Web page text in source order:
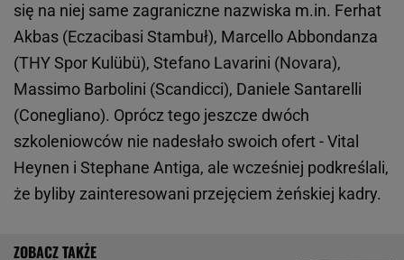
się na niej same zagraniczne nazwiska m.in. Ferhat
Akbas (Eczacibasi Stambuł), Marcello Abbondanza
(THY Spor Kulübü), Stefano Lavarini (Novara),
Massimo Barbolini (Scandicci), Daniele Santarelli
(Conegliano). Oprócz tego jeszcze dwóch
szkoleniowców nie nadesłało swoich ofert - Vital
Heynen i Stephane Antiga, ale wcześniej podkreślali,
że byliby zainteresowani przejęciem żeńskiej kadry.